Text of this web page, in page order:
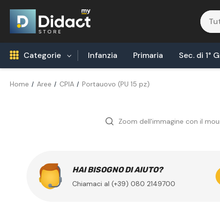
Categorie
Areonautica & Aereospazio
Agricoltura
Infanzia Primaria Sec. di 1°
Home Aree CPIA Portauovo (PU 15 pz)
Zoom dell'immagine con il
HAI BISOGNO DI AIUTO?
Chiamaci al (+39) 080 2149700